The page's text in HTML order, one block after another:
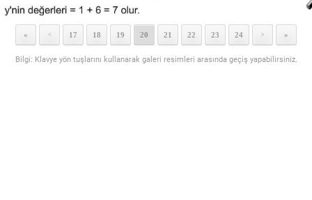
« < 17 18 19 20 21 22 23 24 > »
Bilgi: Klavye yön tuşlarını kullanarak galeri resimleri arasında geçiş yapabilirsiniz.